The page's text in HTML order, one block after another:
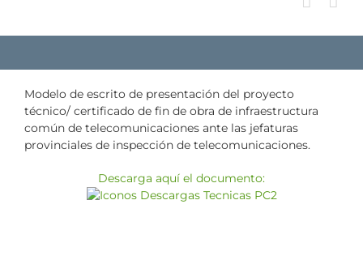
Modelo de escrito de presentación del proyecto
técnico/ certificado de fin de obra de infraestructura
común de telecomunicaciones ante las jefaturas
provinciales de inspección de telecomunicaciones.
Descarga aquí el documento: